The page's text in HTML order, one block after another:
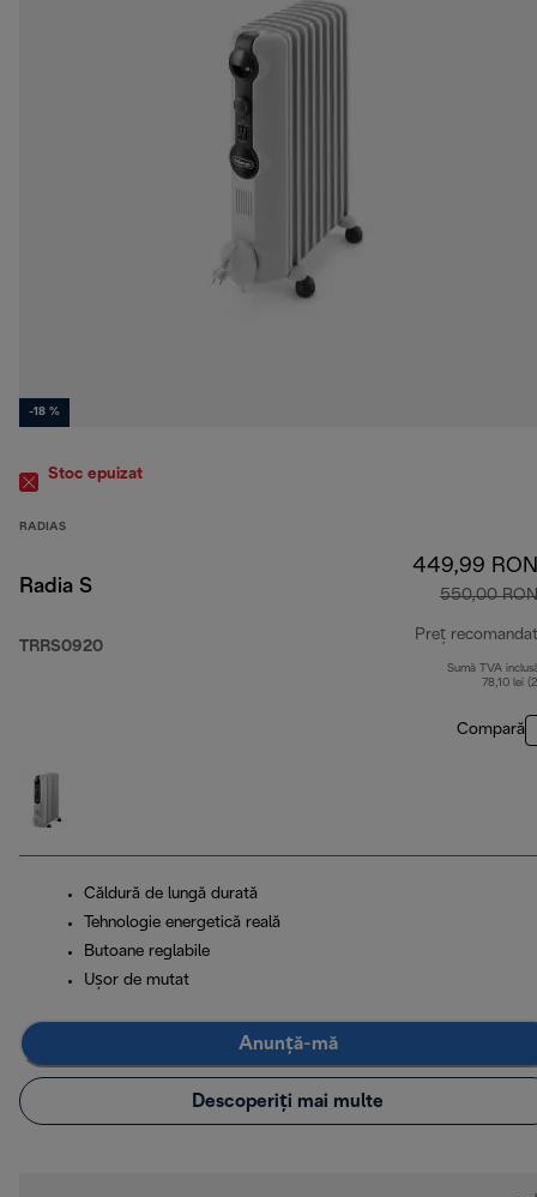
-18 %
Stoc epuizat
RADIAS
Radia S
TRRS0920
449,99 RON
550,00 RON
Preț recomandat
Sumă TVA
78,10 lei
Compară
Căldură de lungă durată
Tehnologie energetică reală
Butoane reglabile
Ușor de mutat
Anunță-mă
Descoperiți mai multe